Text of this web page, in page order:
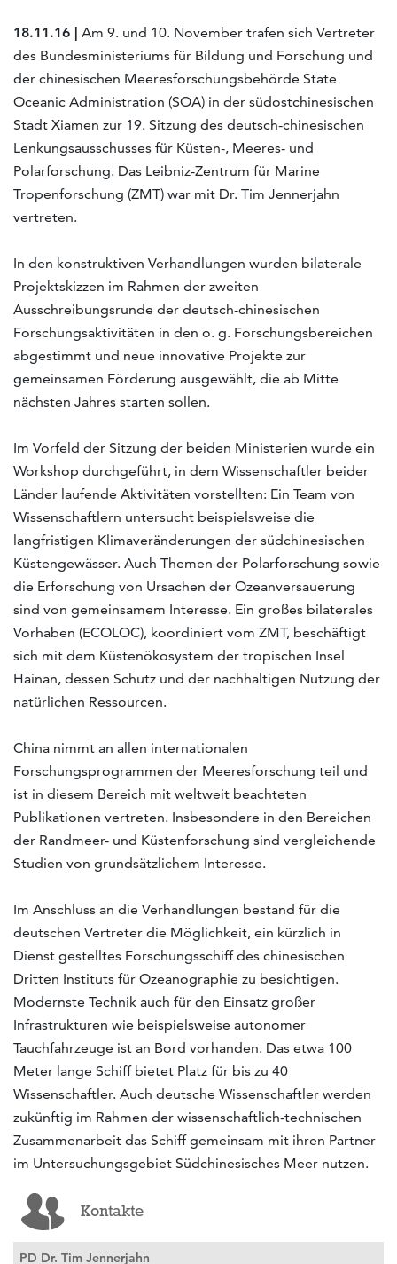
18.11.16 | Am 9. und 10. November trafen sich Vertreter
des Bundesministeriums für Bildung und Forschung und
der chinesischen Meeresforschungsbehörde State
Oceanic Administration (SOA) in der südostchinesischen
Stadt Xiamen zur 19. Sitzung des deutsch-chinesischen
Lenkungsausschusses für Küsten-, Meeres- und
Polarforschung. Das Leibniz-Zentrum für Marine
Tropenforschung (ZMT) war mit Dr. Tim Jennerjahn
vertreten.
In den konstruktiven Verhandlungen wurden bilaterale
Projektskizzen im Rahmen der zweiten
Ausschreibungsrunde der deutsch-chinesischen
Forschungsaktivitäten in den o. g. Forschungsbereichen
abgestimmt und neue innovative Projekte zur
gemeinsamen Förderung ausgewählt, die ab Mitte
nächsten Jahres starten sollen.
Im Vorfeld der Sitzung der beiden Ministerien wurde ein
Workshop durchgeführt, in dem Wissenschaftler beider
Länder laufende Aktivitäten vorstellten: Ein Team von
Wissenschaftlern untersucht beispielsweise die
langfristigen Klimaveränderungen der südchinesischen
Küstengewässer. Auch Themen der Polarforschung sowie
die Erforschung von Ursachen der Ozeanversauerung
sind von gemeinsamem Interesse. Ein großes bilaterales
Vorhaben (ECOLOC), koordiniert vom ZMT, beschäftigt
sich mit dem Küstenökosystem der tropischen Insel
Hainan, dessen Schutz und der nachhaltigen Nutzung der
natürlichen Ressourcen.
China nimmt an allen internationalen
Forschungsprogrammen der Meeresforschung teil und
ist in diesem Bereich mit weltweit beachteten
Publikationen vertreten. Insbesondere in den Bereichen
der Randmeer- und Küstenforschung sind vergleichende
Studien von grundsätzlichem Interesse.
Im Anschluss an die Verhandlungen bestand für die
deutschen Vertreter die Möglichkeit, ein kürzlich in
Dienst gestelltes Forschungsschiff des chinesischen
Dritten Instituts für Ozeanographie zu besichtigen.
Modernste Technik auch für den Einsatz großer
Infrastrukturen wie beispielsweise autonomer
Tauchfahrzeuge ist an Bord vorhanden. Das etwa 100
Meter lange Schiff bietet Platz für bis zu 40
Wissenschaftler. Auch deutsche Wissenschaftler werden
zukünftig im Rahmen der wissenschaftlich-technischen
Zusammenarbeit das Schiff gemeinsam mit ihren Partner
im Untersuchungsgebiet Südchinesisches Meer nutzen.
Kontakte
PD Dr. Tim Jennerjahn